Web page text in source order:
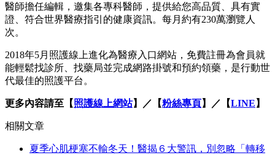
醫師擔任編輯，邀集各專科醫師，提供給您高品質、具有實
證、符合世界醫療指引的健康資訊。每月約有230萬瀏覽人
次。
2018年5月照護線上進化為醫療入口網站，免費註冊為會員就
能輕鬆找診所、找藥局並完成網路掛號和預約領藥，是行動世
代最佳的照護平台。
更多內容請至【照護線上網站】／【粉絲專頁】／【LINE 】
相關文章
夏季心肌梗塞不輸冬天！醫揭６大警訊，別忽略「轉移